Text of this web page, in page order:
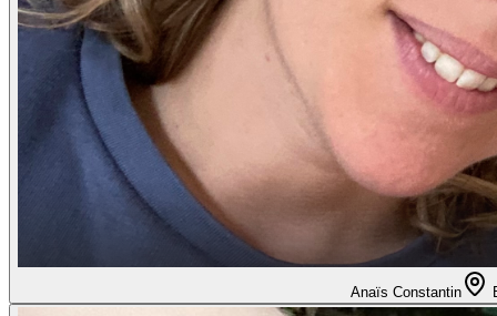
Anaïs Constantin